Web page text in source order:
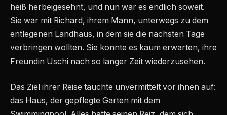
heiß herbeigesehnt, und nun war es endlich soweit.
Sie war mit Richard, ihrem Mann, unterwegs zu dem
entlegenen Landhaus, in dem sie die nächsten Tage
verbringen wollten. Sie konnte es kaum erwarten, ihre
Freundin Uschi nach so langer Zeit wiederzusehen.
Das Ziel ihrer Reise tauchte unvermittelt vor ihnen auf:
das Haus, der gepflegte Garten mit dem